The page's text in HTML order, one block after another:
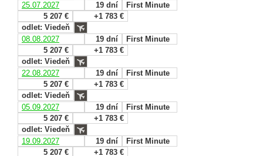
25.07.2027
19 dní
First Minute
5 207 €
+1 783 €
odlet: Viedeň
08.08.2027
19 dní
First Minute
5 207 €
+1 783 €
odlet: Viedeň
22.08.2027
19 dní
First Minute
5 207 €
+1 783 €
odlet: Viedeň
05.09.2027
19 dní
First Minute
5 207 €
+1 783 €
odlet: Viedeň
19.09.2027
19 dní
First Minute
5 207 €
+1 783 €